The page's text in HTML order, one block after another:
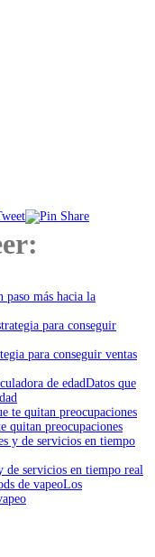
paso más hacia la
para conseguir ventas
Datos que
quitan preocupaciones
de servicios en tiempo real
Los